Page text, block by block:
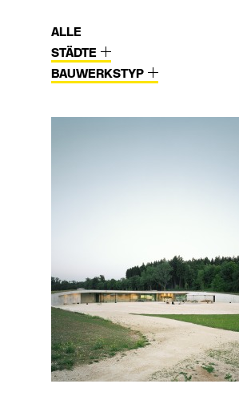
ALLE
STÄDTE
BAUWERKSTYP